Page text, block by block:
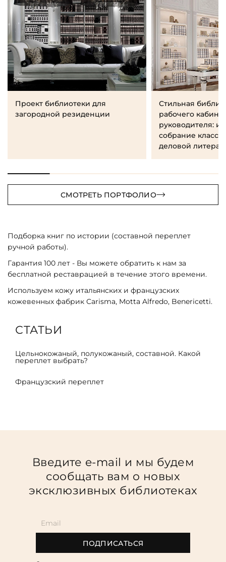
Проект библиотеки для
загородной резиденции
Стильная
рабочего
руководителя:
собрание
деловой
СМОТРЕТЬ ПОРТФОЛИО
Подборка книг по истории (составной переплет
ручной работы).
Гарантия 100 лет - Вы можете обратить к нам за
бесплатной реставрацией в течение этого времени.
Используем кожу итальянских и французских
кожевенных фабрик Carisma, Motta Alfredo, Benericetti.
СТАТЬИ
Цельнокожаный, полукожаный, составной. Какой
переплет выбрать?
Французский переплет
Введите e-mail и мы будем
сообщать вам о новых
эксклюзивных библиотеках
ПОДПИСАТЬСЯ